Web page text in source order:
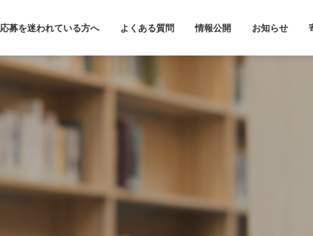
応募を迷われている方へ よくある質問 情報公開 お知らせ